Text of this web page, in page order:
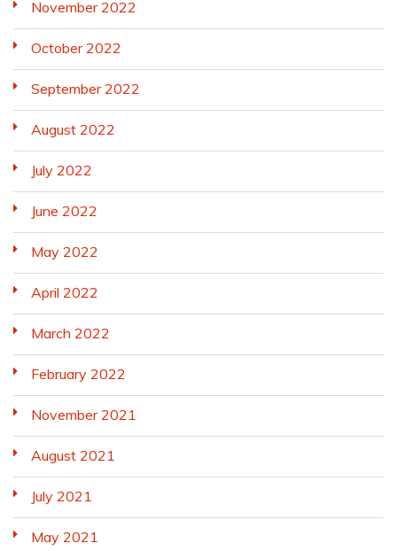
November 2022
October 2022
September 2022
August 2022
July 2022
June 2022
May 2022
April 2022
March 2022
February 2022
November 2021
August 2021
July 2021
May 2021